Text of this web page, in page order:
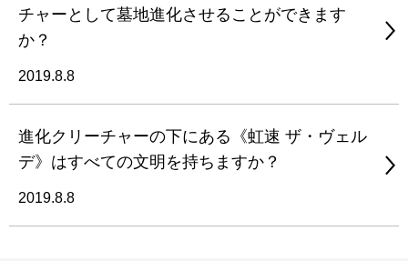
チャーとして墓地進化させることができます
か？
2019.8.8
進化クリーチャーの下にある《虹速 ザ・ヴェル
デ》はすべての文明を持ちますか？
2019.8.8